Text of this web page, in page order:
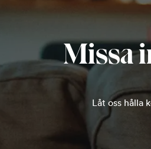
Missa
Låt oss hålla